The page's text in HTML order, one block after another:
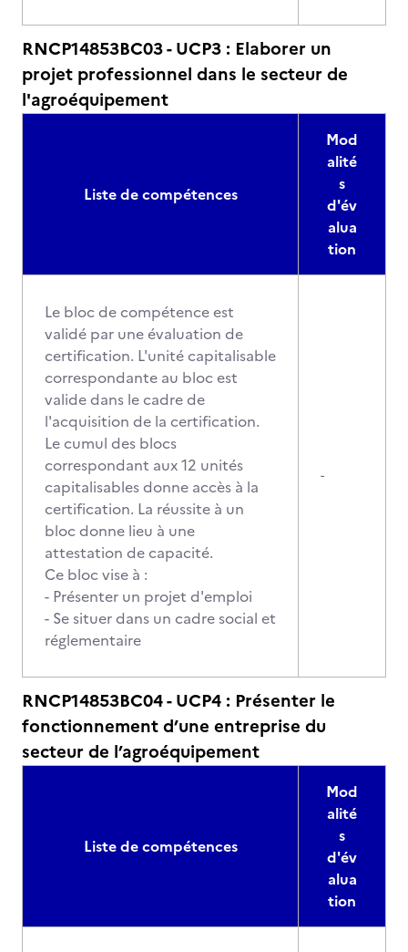
RNCP14853BC03 - UCP3 : Elaborer un
projet professionnel dans le secteur de
l'agroéquipement
Liste de compétences
Mod
alité
s
d'év
alua
tion
Le bloc de compétence est
validé par une évaluation de
certification. L'unité capitalisable
correspondante au bloc est
valide dans le cadre de
l'acquisition de la certification.
Le cumul des blocs
correspondant aux 12 unités
capitalisables donne accès à la
certification. La réussite à un
bloc donne lieu à une
attestation de capacité.
Ce bloc vise à :
- Présenter un projet d'emploi
- Se situer dans un cadre social et
réglementaire
-
RNCP14853BC04 - UCP4 : Présenter le
fonctionnement d’une entreprise du
secteur de l’agroéquipement
Liste de compétences
Mod
alité
s
d'év
alua
tion